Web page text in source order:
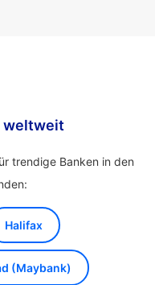
weltweit
trendige Banken in den
Halifax
(Maybank)